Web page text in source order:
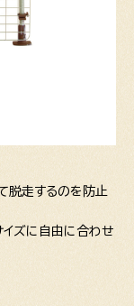
脱走するのを防止
ズに自由に合わせ